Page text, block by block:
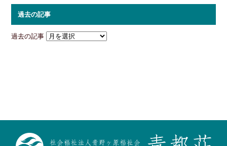
過去の記事
過去の記事